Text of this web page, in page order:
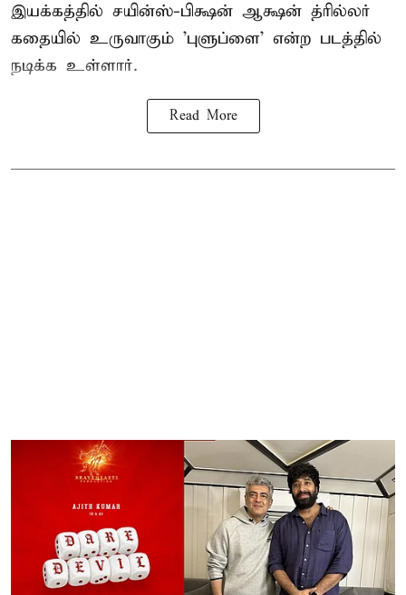
இயக்கத்தில் சயின்ஸ்-பிக்ஷன் ஆக்ஷன் த்ரில்லர்
கதையில் உருவாகும் 'புளுப்ளை' என்ற படத்தில்
நடிக்க உள்ளார்.
Read More